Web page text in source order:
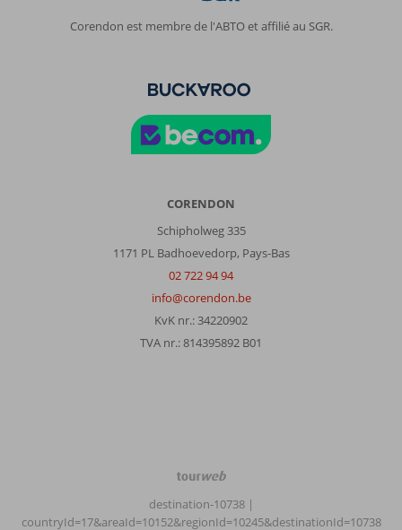
Corendon est membre de l'ABTO et affilié au SGR.
CORENDON
Schipholweg 335
1171 PL Badhoevedorp, Pays-Bas
02 722 94 94
info@corendon.be
KvK nr.: 34220902
TVA nr.: 814395892 B01
TourWeb
NetMatch
destination-10738 |
countryId=17&areaId=10152&regionId=10245&destinationId=10738